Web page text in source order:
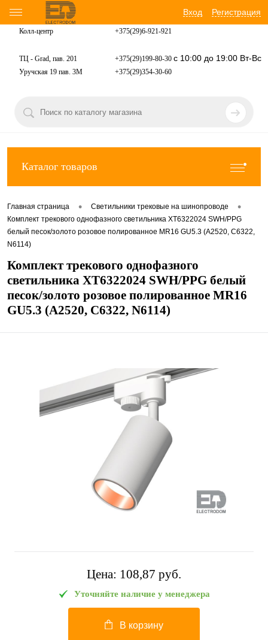
Вход Регистрация
Колл-центр +375(29)6-921-921
ТЦ - Grad, пав. 201 +375(29)199-80-30 с 10:00 до 19:00 Вт-Вс
Уручская 19 пав. 3М +375(29)354-30-60
Каталог товаров
Главная страница • Светильники трековые на шинопроводе •
Комплект трекового однофазного светильника XT6322024 SWH/PPG
белый песок/золото розовое полированное MR16 GU5.3 (A2520, C6322,
N6114)
Комплект трекового однофазного
светильника XT6322024 SWH/PPG белый
песок/золото розовое полированное MR16
GU5.3 (A2520, C6322, N6114)
Цена: 108,87 pуб.
Уточняйте наличие у менеджера
В корзину